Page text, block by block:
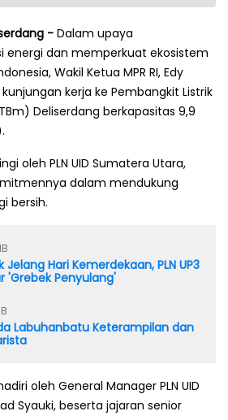
- Dalam upaya
energi dan memperkuat ekosistem
Wakil Ketua MPR RI, Edy
kerja ke Pembangkit Listrik
Deliserdang berkapasitas 9,9
oleh PLN UID Sumatera Utara,
dalam mendukung
bersih.
Jelang Hari Kemerdekaan, PLN UP3
'Grebek Penyulang'
Labuhanbatu Keterampilan dan
oleh General Manager PLN UID
Syauki, beserta jajaran senior